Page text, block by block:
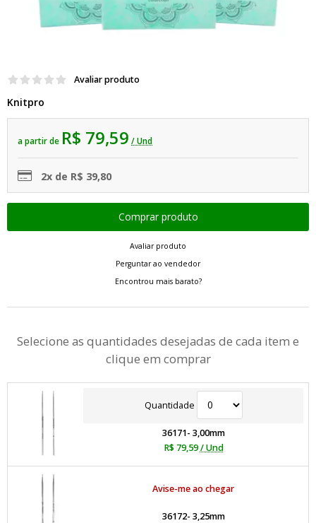
Avaliar produto
Knitpro
a partir de R$ 79,59 / Und
2x de R$ 39,80
Avaliar produto
Perguntar ao vendedor
Encontrou mais barato?
Selecione as quantidades desejadas de cada item e
clique em comprar
Quantidade
36171- 3,00mm
R$ 79,59 / Und
Avise-me ao chegar
36172- 3,25mm